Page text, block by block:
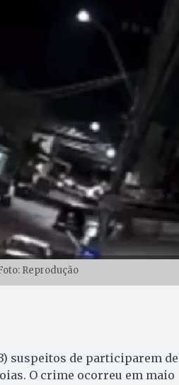
Reprodução
suspeitos de participarem de
O crime ocorreu em maio